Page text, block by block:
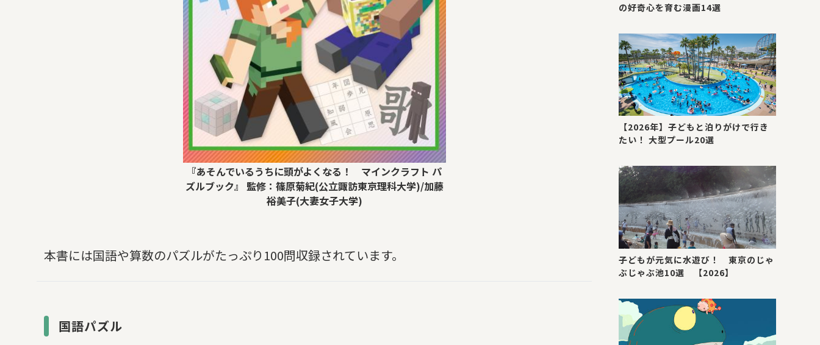
『あそんでいるうちに頭がよくなる！ マインクラフト パ
ズルブック』 監修：篠原菊紀(公立諏訪東京理科大学)/加藤
裕美子(大妻女子大学)
本書には国語や算数のパズルがたっぷり100問収録されています。
国語パズル
の好奇心を育む漫画14選
【2026年】子どもと泊りがけで行き
たい！ 大型プール20選
子どもが元気に水遊び！ 東京のじゃ
ぶじゃぶ池10選 【2026】